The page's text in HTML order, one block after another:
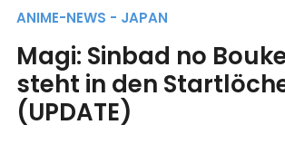
ANIME-NEWS - JAPAN
Magi: Sinbad no
steht in den
(UPDATE)